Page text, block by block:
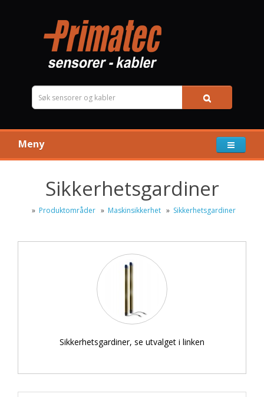
Meny
Sikkerhetsgardiner
» Produktområder » Maskinsikkerhet » Sikkerhetsgardiner
Sikkerhetsgardiner, se utvalget i linken